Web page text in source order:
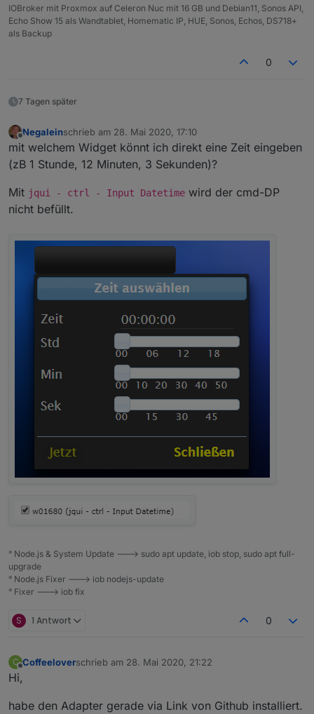
IOBroker mit Proxmox auf Celeron Nuc mit 16 GB und Debian11, Sonos API,
Echo Show 15 als Wandtablet, Homematic IP, HUE, Sonos, Echos, DS718+
als Backup
0
7 Tagen später
Offline
Negaleinschrieb am 28. Mai 2020, 17:10
zuletzt editiert von
mit welchem Widget könnt ich direkt eine Zeit eingeben
(zB 1 Stunde, 12 Minuten, 3 Sekunden)?
Mit jqui - ctrl - Input Datetime wird der cmd-DP
nicht befüllt.
° Node.js & System Update ---> sudo apt update, iob stop, sudo apt full-
upgrade
° Node.js Fixer ---> iob nodejs-update
° Fixer ---> iob fix
S 1 Antwort 0
C Coffeeloverschrieb am 28. Mai 2020, 21:22
zuletzt editiert von
Hi,
habe den Adapter gerade via Link von Github installiert.